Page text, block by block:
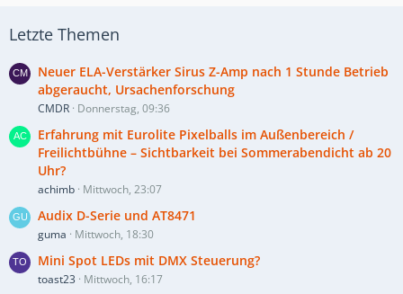
Letzte Themen
Neuer ELA-Verstärker Sirus Z-Amp nach 1 Stunde Betrieb
abgeraucht, Ursachenforschung
CMDR Donnerstag, 09:36
Erfahrung mit Eurolite Pixelballs im Außenbereich /
Freilichtbühne – Sichtbarkeit bei Sommerabendicht ab 20
Uhr?
achimb Mittwoch, 23:07
Audix D-Serie und AT8471
guma Mittwoch, 18:30
Mini Spot LEDs mit DMX Steuerung?
toast23 Mittwoch, 16:17